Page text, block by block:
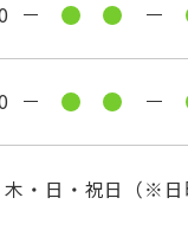
木・日・祝日（※日